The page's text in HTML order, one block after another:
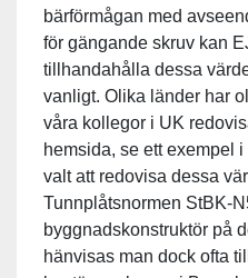
bärförmågan med
för gängande skruv kan
tillhandahålla dessa
vanligt. Olika länder har
våra kollegor i UK
hemsida, se ett exempel
valt att redovisa dessa
Tunnplåtsnormen StBK-
byggnadskonstruktör på
hänvisas man dock ofta